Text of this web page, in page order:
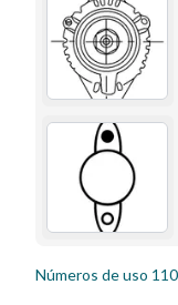
Números de uso